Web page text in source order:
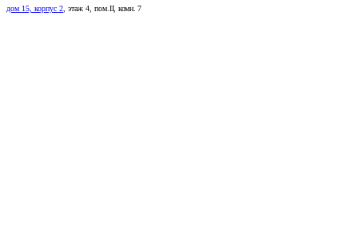
дом 15, корпус 2, этаж 4, пом.II, комн. 7